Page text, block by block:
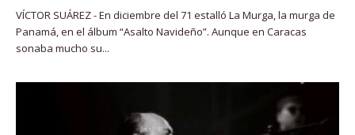
VÍCTOR SUÁREZ - En diciembre del 71 estalló La Murga, la murga de
Panamá, en el álbum “Asalto Navideño”. Aunque en Caracas
sonaba mucho su...